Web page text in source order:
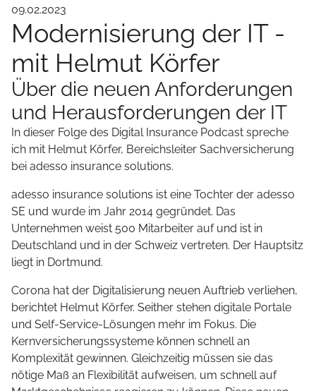
09.02.2023
Modernisierung der IT -
mit Helmut Körfer
Über die neuen Anforderungen
und Herausforderungen der IT
In dieser Folge des Digital Insurance Podcast spreche
ich mit Helmut Körfer, Bereichsleiter Sachversicherung
bei adesso insurance solutions.
adesso insurance solutions ist eine Tochter der adesso
SE und wurde im Jahr 2014 gegründet. Das
Unternehmen weist 500 Mitarbeiter auf und ist in
Deutschland und in der Schweiz vertreten. Der Hauptsitz
liegt in Dortmund.
Corona hat der Digitalisierung neuen Auftrieb verliehen,
berichtet Helmut Körfer. Seither stehen digitale Portale
und Self-Service-Lösungen mehr im Fokus. Die
Kernversicherungssysteme können schnell an
Komplexität gewinnen. Gleichzeitig müssen sie das
nötige Maß an Flexibilität aufweisen, um schnell auf